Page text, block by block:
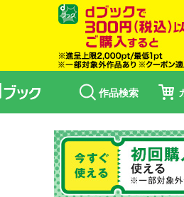
作品検索